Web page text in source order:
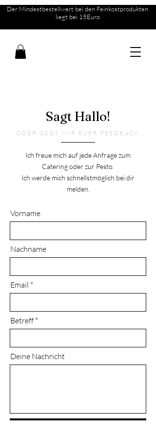
Der Mindestbestellwert bei den Feinkostprodukten
liegt bei 15Euro
Sagt Hallo!
ODER GEBT MIR EUER FEEDBACK
Ich freue mich auf jede Anfrage zum
Catering oder zur Pesto.
Ich werde mich schnellstmöglich bei dir
melden.
Vorname
Nachname
Email
Betreff
Deine Nachricht